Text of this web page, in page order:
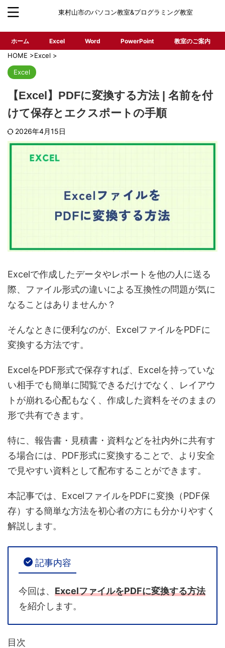
東村山市のパソコン教室&プログラミング教室
ホーム Excel Word PowerPoint 教室のご案内
HOME >Excel >
Excel
【Excel】PDFに変換する方法 | 名前を付
けて保存とエクスポートの手順
2026年4月15日
Excelで作成したデータやレポートを他の人に送る
際、 ファイル形式の違いによる互換性の問題が気に
なることはありませんか？
そんなときに便利なのが、 ExcelファイルをPDFに
変換する方法です。
ExcelをPDF形式で保存すれば、 Excelを持っていな
い相手でも簡単に閲覧できるだけでなく、 レイアウ
トが崩れる心配もなく、作成した資料をそのままの
形で共有できます。
特に、 報告書・見積書・資料などを社内外に共有す
る場合には、PDF形式に変換することで、より安全
で見やすい資料として配布することができます。
本記事では、 ExcelファイルをPDFに変換（PDF保
存）する簡単な方法を初心者の方にも分かりやすく
解説します。
記事内容
今回は、 ExcelファイルをPDFに変換する方法
を紹介します。
目次